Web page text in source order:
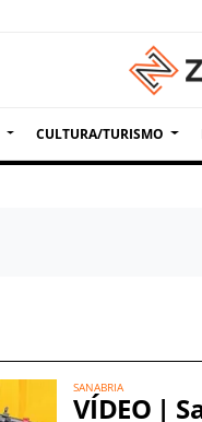
CULTURA/TURISMO
SANABRIA
VÍDEO |